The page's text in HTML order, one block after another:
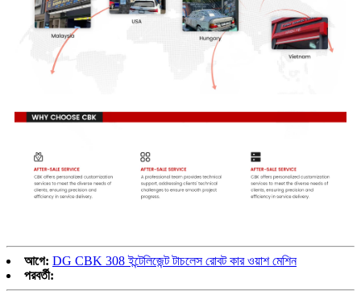
আগে: DG CBK 308 ইন্টেলিজেন্ট টাচলেস রোবট কার ওয়াশ মেশিন
পরবর্তী: